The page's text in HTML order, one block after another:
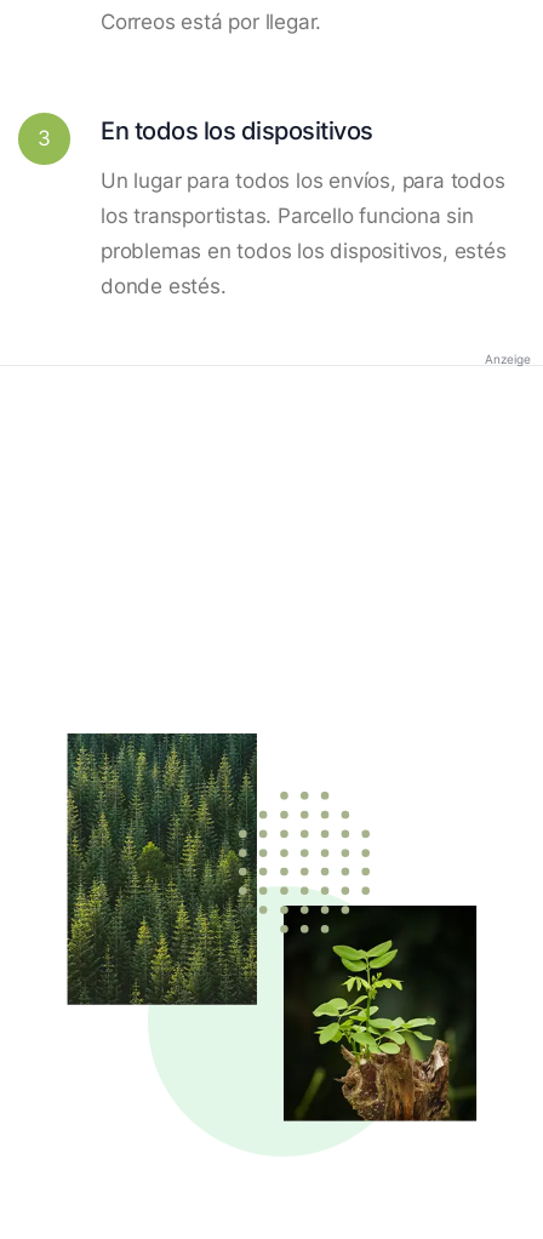
Correos está por llegar.
3 En todos los dispositivos
Un lugar para todos los envíos, para todos
los transportistas. Parcello funciona sin
problemas en todos los dispositivos, estés
donde estés.
Anzeige